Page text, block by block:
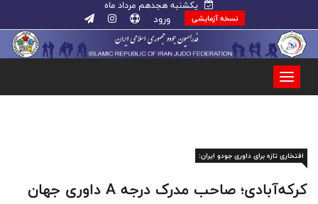
یکشنبه هجدهم مرداد ماه
نسخه آزمایشی ورود
افتخاری تازه برای داوری جودو ایران:
کرکه‌آبادی؛ صاحب مدرک درجه A داوری جهان